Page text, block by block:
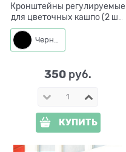
Кронштейны регулируемые
для цветочных кашпо (2 шт)
203-045
Черный
350 руб.
КУПИТЬ